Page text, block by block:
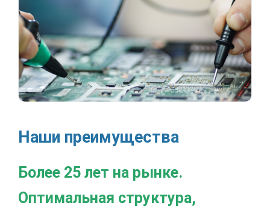
Наши преимущества
Более 25 лет на рынке.
Оптимальная структура,